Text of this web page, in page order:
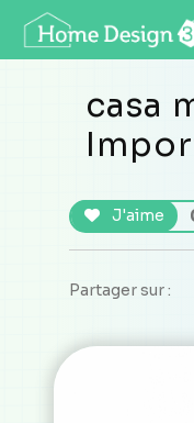
casa
J'aime
Partager sur :